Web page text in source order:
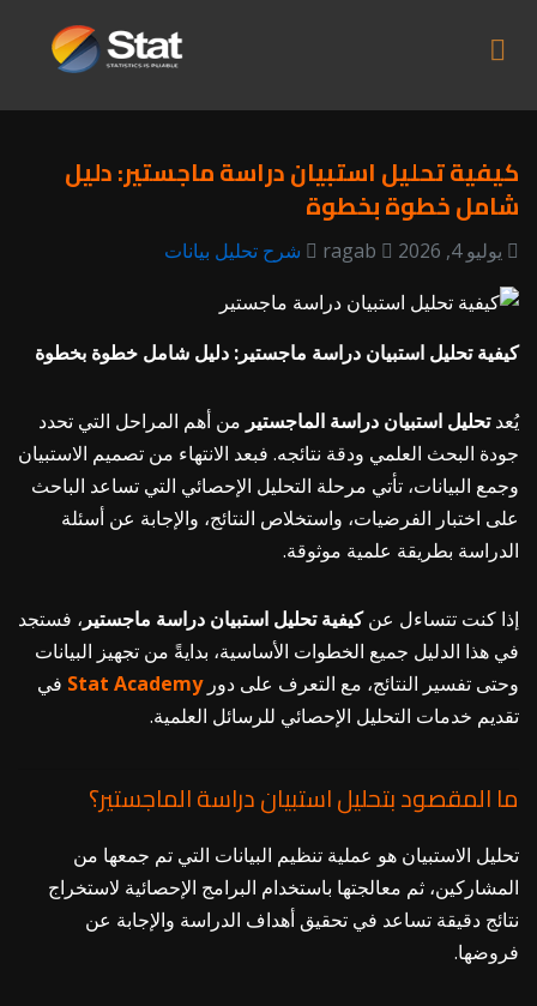
كيفية تحليل استبيان دراسة ماجستير: دليل
شامل خطوة بخطوة
يوليو 4, 2026 شرح تحليل بيانات
كيفية تحليل استبيان دراسة ماجستير: دليل شامل خطوة بخطوة
يُعدتحليل استبيان دراسة الماجستير من أهم المراحل التي تحدد
جودة البحث العلمي ودقة نتائجه. فبعد الانتهاء من تصميم الاستبيان
وجمع البيانات، تأتي مرحلة التحليل الإحصائي التي تساعد الباحث
على اختبار الفرضيات، واستخلاص النتائج، والإجابة عن أسئلة
الدراسة بطريقة علمية موثوقة.
إذا كنت تتساءل عنكيفية تحليل استبيان دراسة ماجستير ، فستجد
في هذا الدليل جميع الخطوات الأساسية، بدايةً من تجهيز البيانات
وحتى تفسير النتائج، مع التعرف على دور
Stat Academy
في
تقديم خدمات التحليل الإحصائي للرسائل العلمية.
ما المقصود بتحليل استبيان دراسة الماجستير؟
تحليل الاستبيان هو عملية تنظيم البيانات التي تم جمعها من
المشاركين، ثم معالجتها باستخدام البرامج الإحصائية لاستخراج
نتائج دقيقة تساعد في تحقيق أهداف الدراسة والإجابة عن
فروضها.